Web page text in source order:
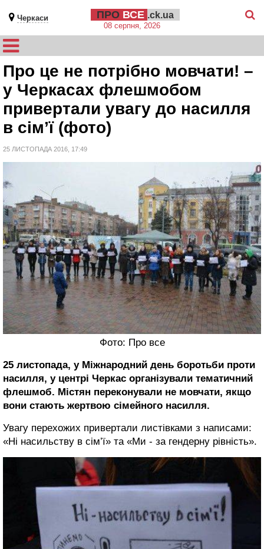
Черкаси ПРО ВСЕ .ck.ua
08 серпня, 2026
Про це не потрібно мовчати! –
у Черкасах флешмобом
привертали увагу до насилля
в сім’ї (фото)
25 ЛИСТОПАДА 2016, 17:49
Фото: Про все
25 листопада, у Міжнародний день боротьби проти
насилля, у центрі Черкас організували тематичний
флешмоб. Містян переконували не мовчати, якщо
вони стають жертвою сімейного насилля.
Увагу перехожих привертали листівками з написами:
«Ні насильству в сім’ї» та «Ми - за гендерну рівність».